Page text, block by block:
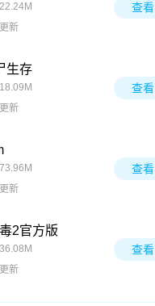
新
查看
生存
新
查看
新
查看
2官方版
新
查看